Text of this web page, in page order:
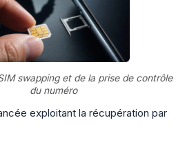
swapping et de la prise de contrôle
du numéro
exploitant la récupération par